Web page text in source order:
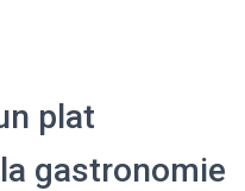
plat
gastronomie